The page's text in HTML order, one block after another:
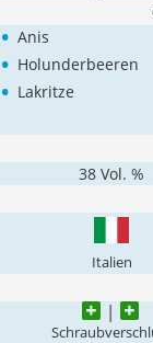
• Anis
• Holunderbeeren
• Lakritze
38 Vol. %
Italien